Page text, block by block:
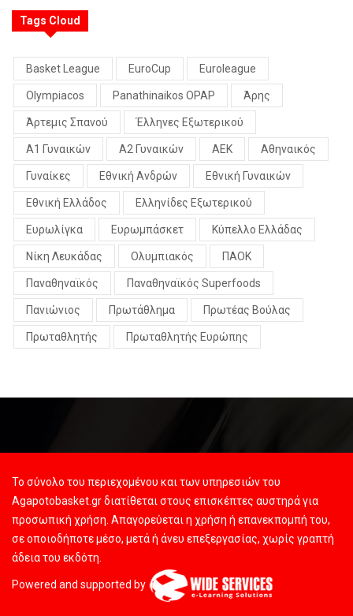
Tags Cloud
Basket League EuroCup Euroleague
Olympiacos Panathinaikos OPAP Άρης
Άρτεμις Σπανού Έλληνες Εξωτερικού
Α1 Γυναικών Α2 Γυναικών ΑΕΚ Αθηναικός
Γυναίκες Εθνική Ανδρών Εθνική Γυναικών
Εθνική Ελλάδος Ελληνίδες Εξωτερικού
Ευρωλίγκα Ευρωμπάσκετ Κύπελλο Ελλάδας
Νίκη Λευκάδας Ολυμπιακός ΠΑΟΚ
Παναθηναϊκός Παναθηναϊκός Superfoods
Πανιώνιος Πρωτάθλημα Πρωτέας Βούλας
Πρωταθλητής Πρωταθλητής Ευρώπης
Το σύνολο του περιεχομένου και των υπηρεσιών του
Agapotobasket.gr διατίθεται στους επισκέπτες αυστηρά για
προσωπική χρήση. Απαγορεύεται η χρήση ή επανεκπομπή του,
σε οποιοδήποτε μέσο, μετά ή άνευ επεξεργασίας, χωρίς γραπτή
άδεια του εκδότη.
Powered and supported by